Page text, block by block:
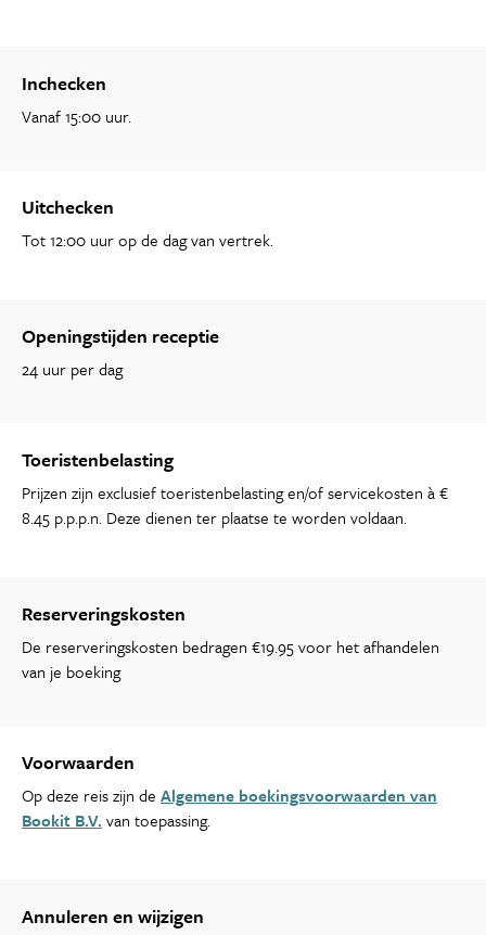
Inchecken
Vanaf 15:00 uur.
Uitchecken
Tot 12:00 uur op de dag van vertrek.
Openingstijden receptie
24 uur per dag
Toeristenbelasting
Prijzen zijn exclusief toeristenbelasting en/of servicekosten à €
8.45 p.p.p.n. Deze dienen ter plaatse te worden voldaan.
Reserveringskosten
De reserveringskosten bedragen €19.95 voor het afhandelen
van je boeking
Voorwaarden
Op deze reis zijn de Algemene boekingsvoorwaarden van
Bookit B.V. van toepassing.
Annuleren en wijzigen